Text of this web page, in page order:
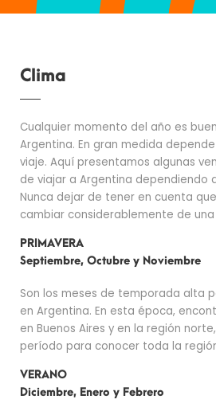
Clima
Cualquier momento del año es
Argentina. En gran medida
viaje. Aquí presentamos algunas
de viajar a Argentina dependiendo
Nunca dejar de tener en cuenta
cambiar considerablemente de
PRIMAVERA
Septiembre, Octubre y Noviembre
Son los meses de temporada alta
en Argentina. En esta época,
en Buenos Aires y en la región
período para conocer toda la
VERANO
Diciembre, Enero y Febrero